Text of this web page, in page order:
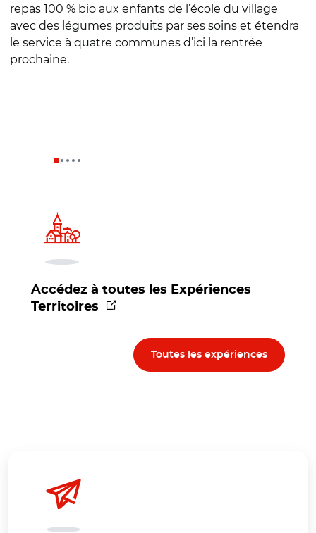
repas 100 % bio aux enfants de l’école du village
avec des légumes produits par ses soins et étendra
le service à quatre communes d’ici la rentrée
prochaine.
Accédez à toutes les Expériences
Territoires
(nouvelle fenêtre)
Toutes les expériences